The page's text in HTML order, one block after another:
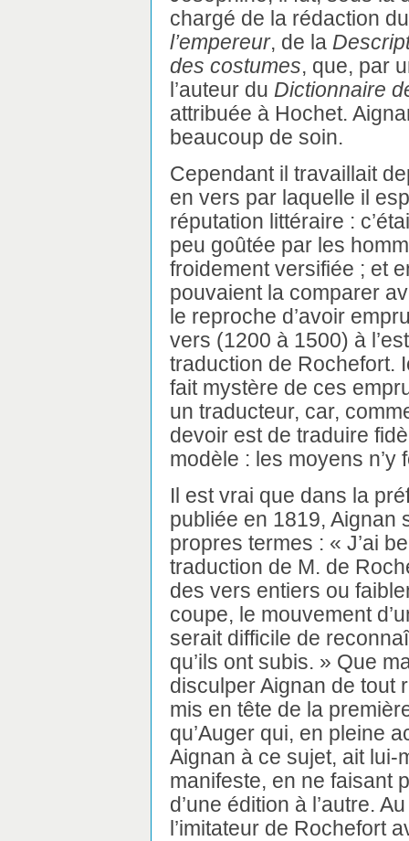
chargé de la rédaction
l’empereur, de la
des costumes, que, par
l’auteur du Dictionnaire
attribuée à Hochet.
beaucoup de soin.
Cependant il travaillait
en vers par laquelle il
réputation littéraire :
peu goûtée par les
froidement versifiée ; et
pouvaient la comparer
le reproche d’avoir
vers (1200 à 1500) à
traduction de Rochefort.
fait mystère de ces
un traducteur, car,
devoir est de traduire
modèle : les moyens n’y
Il est vrai que dans la
publiée en 1819, Aignan
propres termes : « J’ai
traduction de M. de
des vers entiers ou
coupe, le mouvement
serait difficile de
qu’ils ont subis. » Que
disculper Aignan de tout
mis en tête de la
qu’Auger qui, en pleine
Aignan à ce sujet, ait
manifeste, en ne faisant
d’une édition à l’autre.
l’imitateur de Rochefort